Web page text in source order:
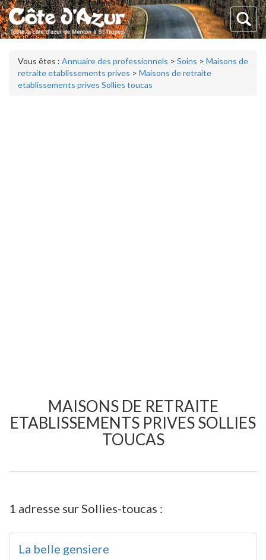
Vous êtes : Annuaire des professionnels > Soins > Maisons de
retraite etablissements prives > Maisons de retraite
etablissements prives Sollies toucas
MAISONS DE RETRAITE
ETABLISSEMENTS PRIVES SOLLIES
TOUCAS
1 adresse sur Sollies-toucas :
La belle gensiere